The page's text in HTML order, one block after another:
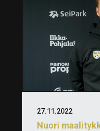
Nuori
27.11.2022